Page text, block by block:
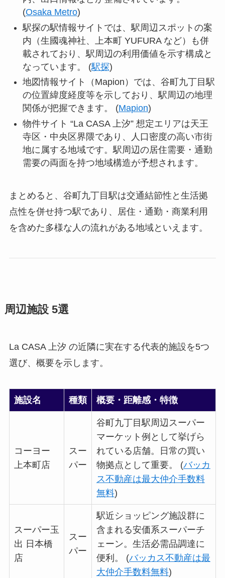
(Osaka Metro)
駅探の駅情報サイトでは、駅周辺スポットの案
内（生國魂神社、上本町 YUFURA など）も併
載されており、駅周辺の利用価値を示す構成と
なっています。 (駅探)
地図情報サイト（Mapion）では、谷町九丁目駅
の位置緯度経度等を示しており、駅周辺の地理
関係が把握できます。 (Mapion)
物件サイト “La CASA 上汐” 想定エリアは天王
寺区・中央区界隈であり、人口密度の高い市街
地に属する地域です。駅周辺の居住需要・通勤
需要の両面を持つ地域構造が予想されます。
まとめると、谷町九丁目駅は交通結節性と生活拠
点性を併せ持つ駅であり、居住・通勤・商業利用
を含めた多様な人の流れがある地域といえます。
周辺施設 5選
La CASA 上汐 の近隣に実在する代表的施設を5つ
選び、概要を示します。
施設名 種類 概要・距離感・特徴
コーヨー
上本町店
スー
パー
谷町九丁目駅周辺スーパー
マーケット例として挙げら
れている店舗。日常の買い
物拠点として重要。 (バッカ
ス不動産は最大仲介手数料
無料)
スーパー玉
出 日本橋
店
スー
パー
駅近ショッピング施設群に
含まれる安価系スーパーチ
ェーン。生活必需品調達に
便利。 (バッカス不動産は最
大仲介手数料無料)